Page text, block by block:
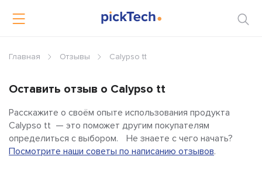
Главная Отзывы Calypso tt
Оставить отзыв о Calypso tt
Расскажите о своём опыте использования продукта
Calypso tt — это поможет другим покупателям
определиться с выбором. Не знаете с чего начать?
Посмотрите наши советы по написанию отзывов.